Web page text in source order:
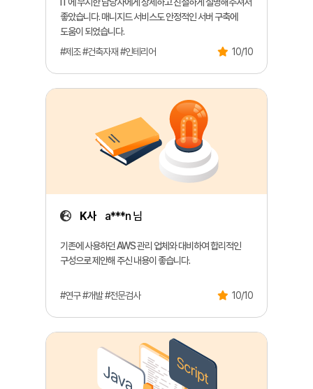
좋았습니다. 매니지드 서비스도 안정적인 서버 구축에
도움이 되었습니다.
#제조 #건축자재 #인테리어
10/10
K사 a***n 님
기존에 사용하던 AWS 관리 업체와 대비하여 합리적인
구성으로 제안해 주신 내용이 좋습니다.
#연구 #개발 #전문검사 10/10